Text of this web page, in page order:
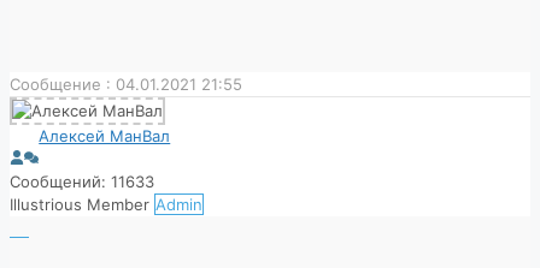
Сообщение : 04.01.2021 21:55
Алексей МанВал
Сообщений: 11633
Illustrious Member Admin